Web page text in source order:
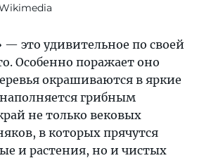
— это удивительное по своей
Особенно поражает оно
окрашиваются в яркие
наполняется грибным
не только вековых
в которых прячутся
и растения, но и чистых